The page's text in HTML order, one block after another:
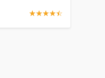
☆☆☆☆☆
★★★★★